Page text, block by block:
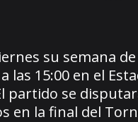
su semana
las 15:00 en el
partido se
en la final del